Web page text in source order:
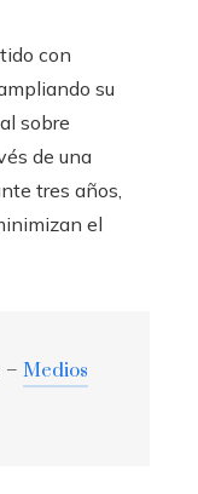
con
su
sobre
de una
tres años,
el
– Medios